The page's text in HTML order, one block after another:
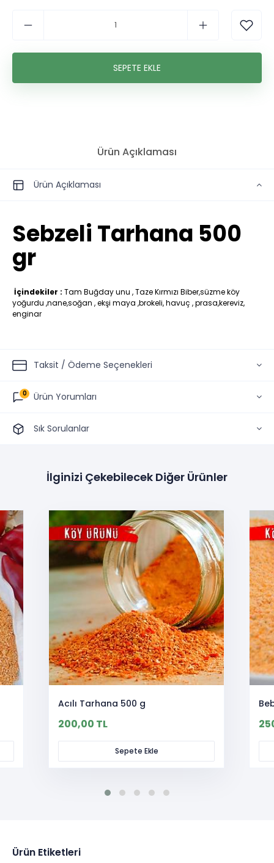
Ürün Açıklaması
Ürün Açıklaması
Sebzeli Tarhana 500
gr
İçindekiler : Tam Buğday unu , Taze Kırmızı Biber,süzme köy
yoğurdu ,nane,soğan , ekşi maya ,brokeli, havuç , prasa,kereviz,
enginar
Taksit / Ödeme Seçenekleri
Ürün Yorumları
0
Sık Sorulanlar
İlginizi Çekebilecek Diğer Ürünler
Acılı Tarhana 500 g
200,00 TL
Sepete Ekle
Ürün Etiketleri